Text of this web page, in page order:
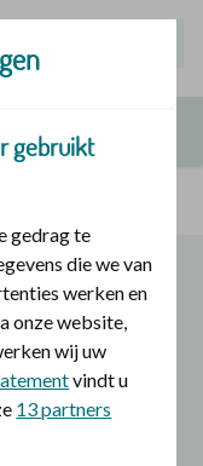
kind? Vaak hebben
je even alle
Een goed
voor een
gebruikt
gedrag te
die we van
werken en
onze website,
wij uw
vindt u
13 partners